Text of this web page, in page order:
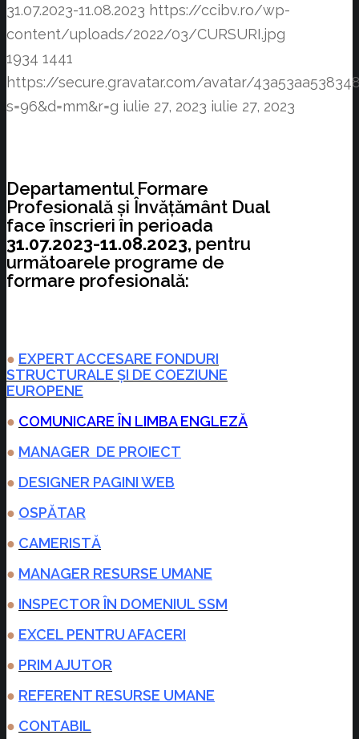
31.07.2023-11.08.2023 https://ccibv.ro/wp-
content/uploads/2022/03/CURSURI.jpg
1934 1441
https://secure.gravatar.com/avatar/
s=96&d=mm&r=g iulie 27, 2023 iulie 27, 2023
Departamentul Formare
Profesională și Învățământ Dual
face înscrieri în perioada
31.07.2023-11.08.2023, pentru
următoarele programe de
formare profesională:
● EXPERT ACCESARE FONDURI
STRUCTURALE ȘI DE COEZIUNE
EUROPENE
● COMUNICARE ÎN LIMBA ENGLEZĂ
● MANAGER DE PROIECT
● DESIGNER PAGINI WEB
● OSPĂTAR
● CAMERISTĂ
● MANAGER RESURSE UMANE
● INSPECTOR ÎN DOMENIUL SSM
● EXCEL PENTRU AFACERI
● PRIM AJUTOR
● REFERENT RESURSE UMANE
● CONTABIL